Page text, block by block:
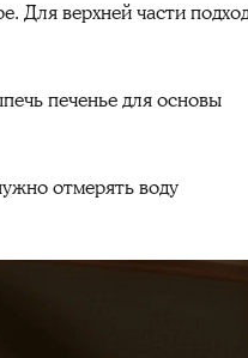
Для верхней части
печенье для основы
отмерять воду